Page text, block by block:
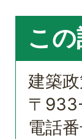
こ
建築
〒
電話番